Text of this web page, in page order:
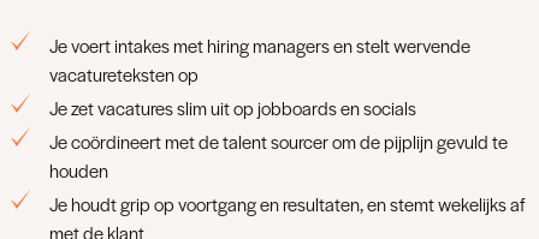
Je voert intakes met hiring managers en stelt wervende
vacatureteksten op
Je zet vacatures slim uit op jobboards en socials
Je coördineert met de talent sourcer om de pijplijn gevuld te
houden
Je houdt grip op voortgang en resultaten, en stemt wekelijks af
met de klant